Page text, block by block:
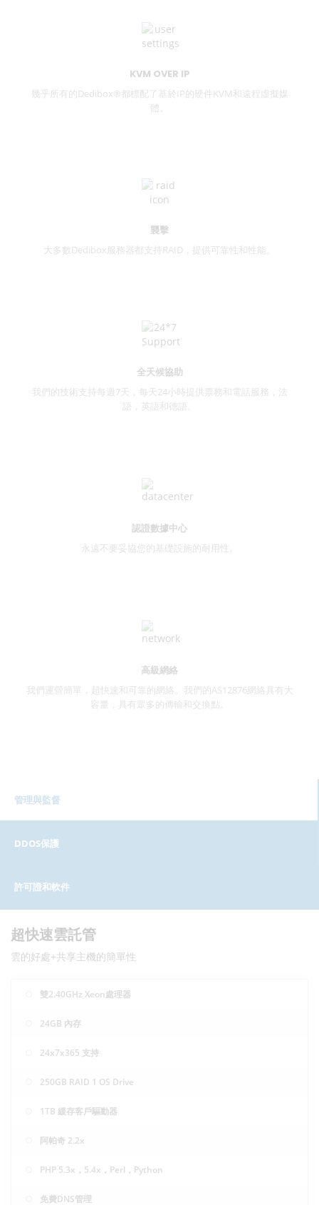
KVM OVER IP
幾乎所有的Dedibox®都標配了基於IP的硬件KVM和遠程虛擬媒
體。
襲擊
大多數Dedibox服務器都支持RAID，提供可靠性和性能。
全天候協助
我們的技術支持每週7天，每天24小時提供票務和電話服務，法
語，英語和德語。
認證數據中心
永遠不要妥協您的基礎設施的耐用性。
高級網絡
我們運營簡單，超快速和可靠的網絡。我們的AS12876網絡具有大
容量，具有眾多的傳輸和交換點。
管理與監督
DDOS保護
許可證和軟件
超快速雲託管
雲的好處+共享主機的簡單性
雙2.40GHz Xeon處理器
24GB 內存
24x7x365 支持
250GB RAID 1 OS Drive
1TB 緩存客戶驅動器
阿帕奇 2.2x
PHP 5.3x，5.4x，Perl，Python
免費DNS管理